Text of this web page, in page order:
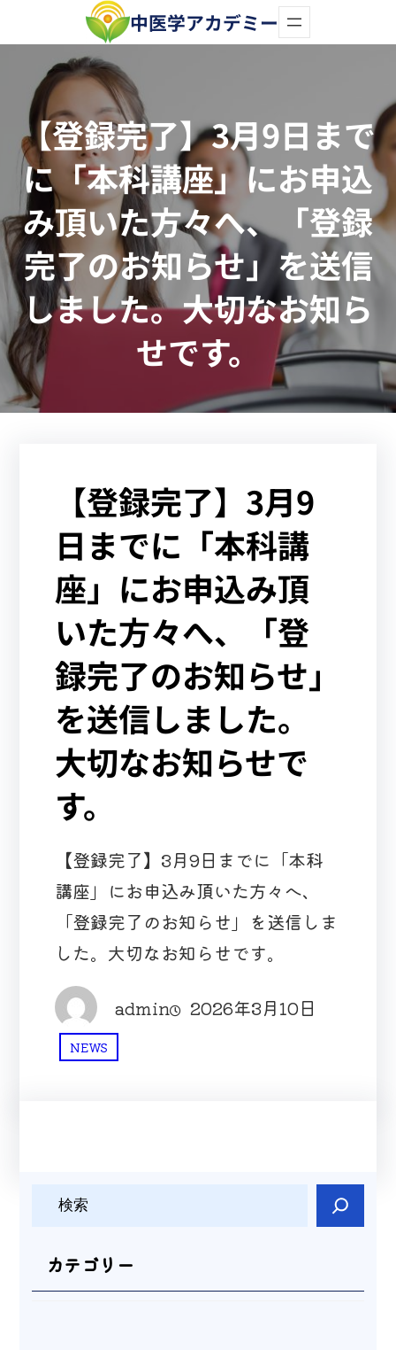
容
中医学アカデミー
【登録完了】3月9日まで
に「本科講座」にお申込
み頂いた方々へ、「登録
完了のお知らせ」を送信
しました。大切なお知ら
せです。
【登録完了】3月9
日までに「本科講
座」にお申込み頂
いた方々へ、「登
録完了のお知らせ」
を送信しました。
大切なお知らせで
す。
【登録完了】3月9日までに「本科
講座」にお申込み頂いた方々へ、
「登録完了のお知らせ」を送信しま
した。大切なお知らせです。
admin 2026年3月10日
NEWS
カテゴリー